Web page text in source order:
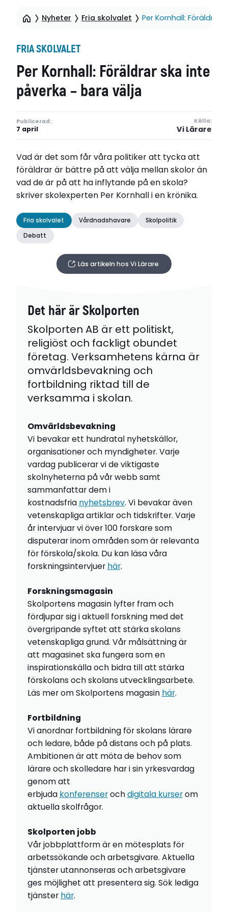
Nyheter Fria skolvalet Per Kornhall: Föräldrar
FRIA SKOLVALET
Per Kornhall: Föräldrar ska inte
påverka – bara välja
Publicerad:
7 april
Källa:
Vi Lärare
Vad är det som får våra politiker att tycka att
föräldrar är bättre på att välja mellan skolor än
vad de är på att ha inflytande på en skola?
skriver skolexperten Per Kornhall i en krönika.
Fria skolvalet Vårdnadshavare
Skolpolitik
Debatt
Läs artikeln hos Vi Lärare
Det här är Skolporten
Skolporten AB är ett politiskt,
religiöst och fackligt obundet
företag. Verksamhetens kärna är
omvärldsbevakning och
fortbildning riktad till de
verksamma i skolan.
Omvärldsbevakning
Vi bevakar ett hundratal nyhetskällor,
organisationer och myndigheter. Varje
vardag publicerar vi de viktigaste
skolnyheterna på vår webb samt
sammanfattar dem i
kostnadsfria nyhetsbrev. Vi bevakar även
vetenskapliga artiklar och tidskrifter. Varje
år intervjuar vi över 100 forskare som
disputerar inom områden som är relevanta
för förskola/skola. Du kan läsa våra
forskningsintervjuer här.
Forskningsmagasin
Skolportens magasin lyfter fram och
fördjupar sig i aktuell forskning med det
övergripande syftet att stärka skolans
vetenskapliga grund. Vår målsättning är
att magasinet ska fungera som en
inspirationskälla och bidra till att stärka
förskolans och skolans utvecklingsarbete.
Läs mer om Skolportens magasin här.
Fortbildning
Vi anordnar fortbildning för skolans lärare
och ledare, både på distans och på plats.
Ambitionen är att möta de behov som
lärare och skolledare har i sin yrkesvardag
genom att
erbjuda konferenserochdigitala kurserom
aktuella skolfrågor.
Skolporten jobb
Vår jobbplattform är en mötesplats för
arbetssökande och arbetsgivare. Aktuella
tjänster utannonseras och arbetsgivare
ges möjlighet att presentera sig. Sök lediga
tjänster här.